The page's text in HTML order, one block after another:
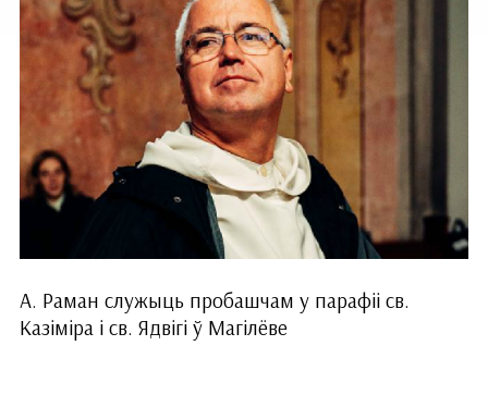
А. Раман служыць пробашчам у парафіі св.
Казіміра і св. Ядвігі ў Магілёве